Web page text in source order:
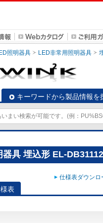
照明器具 LED非常用照明器具
キーワードから製品情報を
具 埋込形 EL-
仕様表ダウン
表